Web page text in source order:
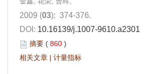
2009 (03): 374-376.
DOI: 10.16139/j.1007-9610.a2301
摘要 ( 860 )
相关文章 | 计量指标